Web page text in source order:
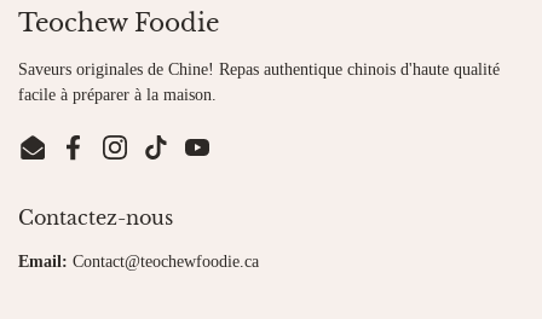
Teochew Foodie
Saveurs originales de Chine! Repas authentique chinois d'haute qualité
facile à préparer à la maison.
EmailFacebookInstagramTikTokYouTube
Contactez-nous
Email: Contact@teochewfoodie.ca